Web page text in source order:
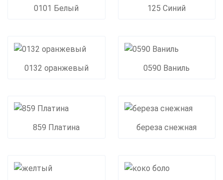
0101 Белый 125 Синий
0132 оранжевый 0590 Ваниль
859 Платина береза снежная